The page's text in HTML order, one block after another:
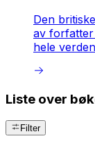
Den
av
hele
Liste over
Filter